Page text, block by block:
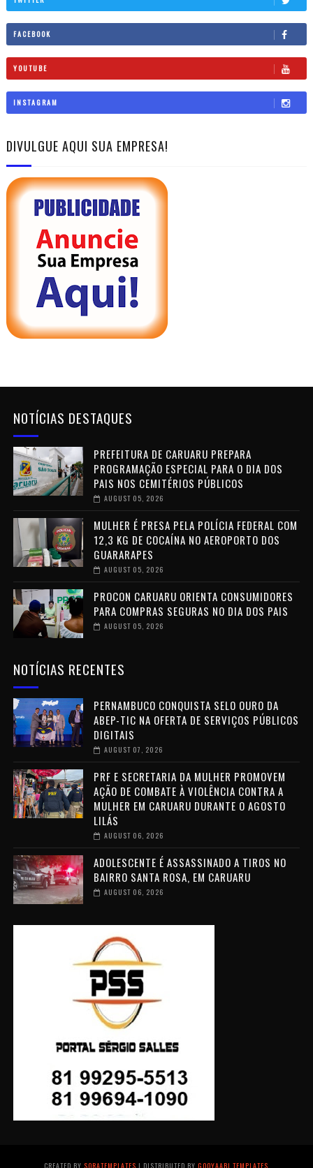
FACEBOOK
YOUTUBE
INSTAGRAM
DIVULGUE AQUI SUA EMPRESA!
NOTÍCIAS DESTAQUES
PREFEITURA DE CARUARU PREPARA
PROGRAMAÇÃO ESPECIAL PARA O DIA DOS
PAIS NOS CEMITÉRIOS PÚBLICOS
AUGUST 05, 2026
MULHER É PRESA PELA POLÍCIA FEDERAL COM
12,3 KG DE COCAÍNA NO AEROPORTO DOS
GUARARAPES
AUGUST 05, 2026
PROCON CARUARU ORIENTA CONSUMIDORES
PARA COMPRAS SEGURAS NO DIA DOS PAIS
AUGUST 05, 2026
NOTÍCIAS RECENTES
PERNAMBUCO CONQUISTA SELO OURO DA
ABEP-TIC NA OFERTA DE SERVIÇOS PÚBLICOS
DIGITAIS
AUGUST 07, 2026
PRF E SECRETARIA DA MULHER PROMOVEM
AÇÃO DE COMBATE À VIOLÊNCIA CONTRA A
MULHER EM CARUARU DURANTE O AGOSTO
LILÁS
AUGUST 06, 2026
ADOLESCENTE É ASSASSINADO A TIROS NO
BAIRRO SANTA ROSA, EM CARUARU
AUGUST 06, 2026
CREATED BY SORATEMPLATES | DISTRIBUTED BYGOOYAABI TEMPLATES